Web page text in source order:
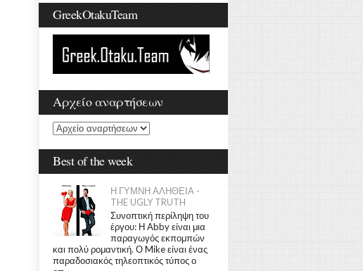
GreekOtakuTeam
Αρχείο αναρτήσεων
Best of the week
Η ΓΥΜΝΗ ΑΛΗΘΕΙΑ -
THE UGLY TRUTH
Συνοπτική περίληψη του
έργου: Η Abby είναι μια
παραγωγός εκπομπών
και πολύ ρομαντική. Ο Mike είναι ένας
παραδοσιακός τηλεοπτικός τύπος ο